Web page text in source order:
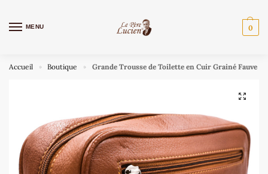
MENU 0
Accueil » Boutique » Grande Trousse de Toilette en Cuir Grainé Fauve